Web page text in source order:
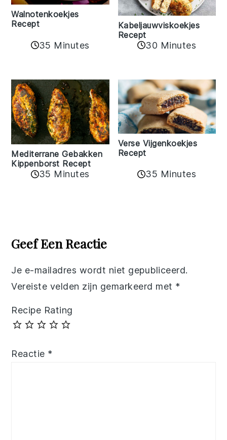
Walnotenkoekjes
Recept
35 Minutes
Kabeljauwviskoekjes
Recept
30 Minutes
Mediterrane Gebakken
Kippenborst Recept
35 Minutes
Verse Vijgenkoekjes
Recept
35 Minutes
Interactions
Geef Een Reactie
Je e-mailadres wordt niet gepubliceerd.
Vereiste velden zijn gemarkeerd met *
Recipe Rating
Reactie *